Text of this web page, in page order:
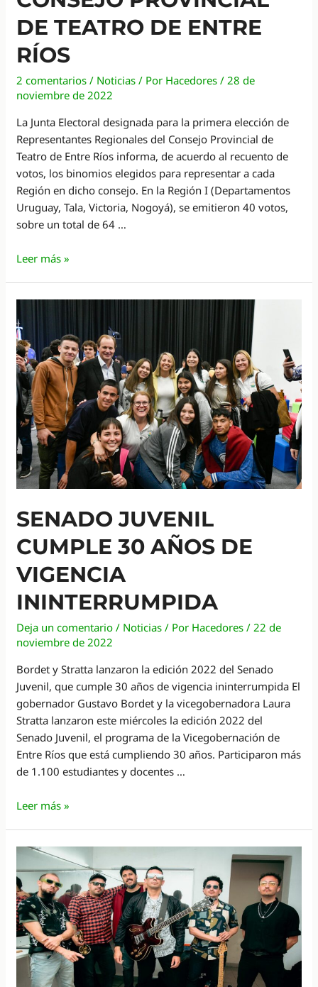
DE TEATRO DE ENTRE
RÍOS
2 comentarios / Noticias / Por Hacedores / 28 de
noviembre de 2022
La Junta Electoral designada para la primera elección de
Representantes Regionales del Consejo Provincial de
Teatro de Entre Ríos informa, de acuerdo al recuento de
votos, los binomios elegidos para representar a cada
Región en dicho consejo. En la Región I (Departamentos
Uruguay, Tala, Victoria, Nogoyá), se emitieron 40 votos,
sobre un total de 64 …
Fueron
Regionales
del
Consejo
Provincial
de
Teatro
de
Entre
Ríos
Leer más »
SENADO JUVENIL
CUMPLE 30 AÑOS DE
VIGENCIA
ININTERRUMPIDA
Deja un comentario / Noticias / Por Hacedores / 22 de
noviembre de 2022
Bordet y Stratta lanzaron la edición 2022 del Senado
Juvenil, que cumple 30 años de vigencia ininterrumpida El
gobernador Gustavo Bordet y la vicegobernadora Laura
Stratta lanzaron este miércoles la edición 2022 del
Senado Juvenil, el programa de la Vicegobernación de
Entre Ríos que está cumpliendo 30 años. Participaron más
de 1.100 estudiantes y docentes …
Senado
30
años
de
vigencia
ininterrumpida
Leer más »